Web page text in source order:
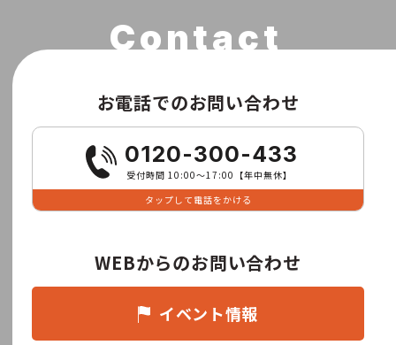
お電話でのお問い合わせ
0120-300-433
受付時間 10:00〜17:00【年中無休】
タップして電話をかける
WEBからのお問い合わせ
イベント情報